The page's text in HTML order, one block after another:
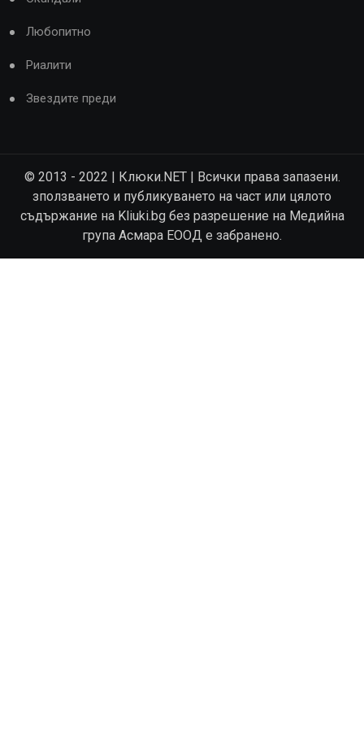
Любопитно
Риалити
Звездите преди
© 2013 - 2022 | Клюки.NET | Всички права запазени.
зползването и публикуването на част или цялото
съдържание на Kliuki.bg без разрешение на Медийна
група Асмара ЕООД е забранено.